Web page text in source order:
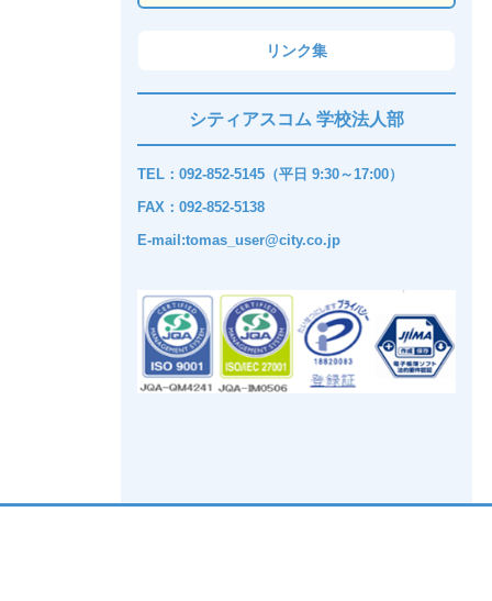
リンク集
シティアスコム 学校法人部
TEL：092-852-5145（平日 9:30～17:00）
FAX：092-852-5138
E-mail:tomas_user@city.co.jp